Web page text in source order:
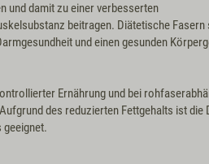
und damit zu einer verbesserten
beitragen. Diätetische
und einen gesunden
Ernährung und bei
des reduzierten Fettgehalts ist die